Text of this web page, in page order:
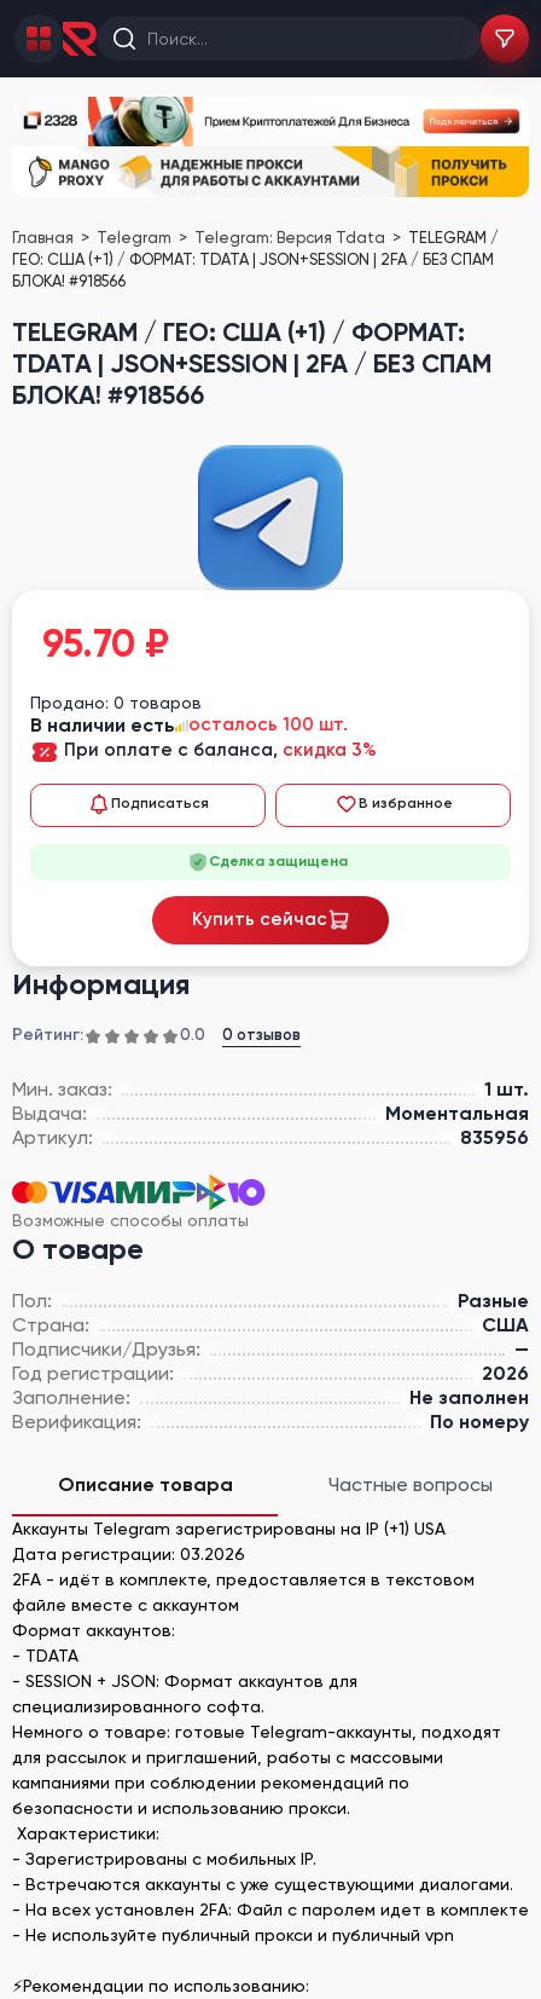
Главная Telegram Telegram: Версия Tdata
TELEGRAM /
ГЕО: США (+1) / ФОРМАТ: TDATA | JSON+SESSION | 2FA / БЕЗ СПАМ
БЛОКА! #918566
TELEGRAM / ГЕО: США (+1) / ФОРМАТ:
TDATA | JSON+SESSION | 2FA / БЕЗ СПАМ
БЛОКА! #918566
Информация
Рейтинг: 0.0 0 отзывов
Мин. заказ:
1 шт.
Выдача:
Моментальная
Артикул:
835956
Возможные способы оплаты
О товаре
Пол:
Разные
Страна:
США
Подписчики/Друзья:
—
Год регистрации:
2026
Заполнение:
Не заполнен
Верификация:
По номеру
95.70 ₽
Продано: 0 товаров
В наличии есть
осталось 100 шт.
При оплате с баланса, скидка 3%
Подписаться В избранное
Сделка защищена
Купить сейчас
Описание товара Частные вопросы
Аккаунты Telegram зарегистрированы на IP (+1) USA
Дата регистрации: 03.2026
2FA - идёт в комплекте, предоставляется в текстовом
файле вместе с аккаунтом
Формат аккаунтов:
- TDATA
- SESSION + JSON: Формат аккаунтов для
специализированного софта.
Немного о товаре: готовые Telegram-аккаунты, подходят
для рассылок и приглашений, работы с массовыми
кампаниями при соблюдении рекомендаций по
безопасности и использованию прокси.
Характеристики:
- Зарегистрированы с мобильных IP.
- Встречаются аккаунты с уже существующими диалогами.
- На всех установлен 2FA: Файл с паролем идет в комплекте
- Не используйте публичный прокси и публичный vpn
⚡Рекомендации по использованию: